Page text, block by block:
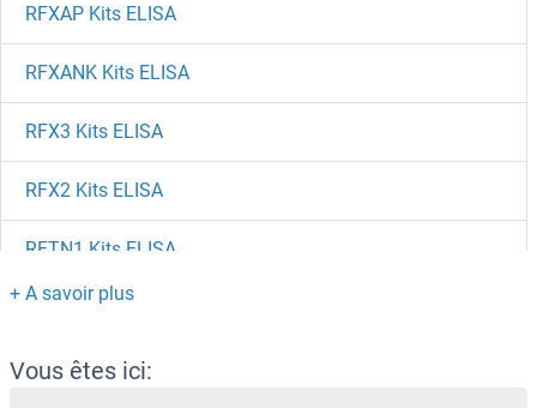
RFXAP Kits ELISA
RFXANK Kits ELISA
RFX3 Kits ELISA
RFX2 Kits ELISA
RFTN1 Kits ELISA
RFNG Kits ELISA
RETNLB Kits ELISA
Vous êtes ici: